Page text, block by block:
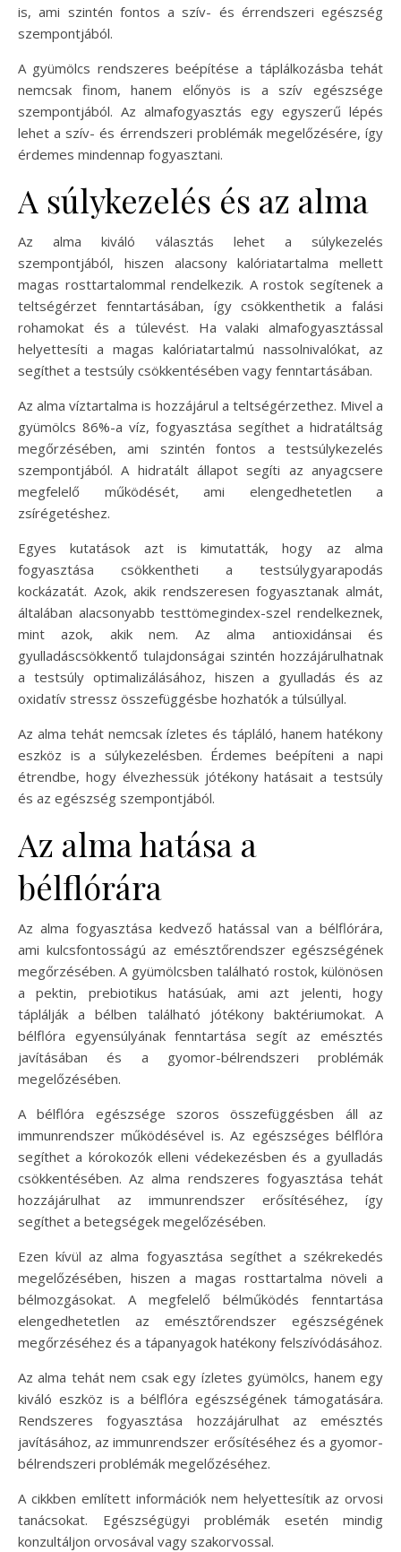
is, ami szintén fontos a szív- és érrendszeri egészség
szempontjából.
A gyümölcs rendszeres beépítése a táplálkozásba tehát
nemcsak finom, hanem előnyös is a szív egészsége
szempontjából. Az almafogyasztás egy egyszerű lépés
lehet a szív- és érrendszeri problémák megelőzésére, így
érdemes mindennap fogyasztani.
A súlykezelés és az alma
Az alma kiváló választás lehet a súlykezelés
szempontjából, hiszen alacsony kalóriatartalma mellett
magas rosttartalommal rendelkezik. A rostok segítenek a
teltségérzet fenntartásában, így csökkenthetik a falási
rohamokat és a túlevést. Ha valaki almafogyasztással
helyettesíti a magas kalóriatartalmú nassolnivalókat, az
segíthet a testsúly csökkentésében vagy fenntartásában.
Az alma víztartalma is hozzájárul a teltségérzethez. Mivel a
gyümölcs 86%-a víz, fogyasztása segíthet a hidratáltság
megőrzésében, ami szintén fontos a testsúlykezelés
szempontjából. A hidratált állapot segíti az anyagcsere
megfelelő működését, ami elengedhetetlen a
zsírégetéshez.
Egyes kutatások azt is kimutatták, hogy az alma
fogyasztása csökkentheti a testsúlygyarapodás
kockázatát. Azok, akik rendszeresen fogyasztanak almát,
általában alacsonyabb testtömegindex-szel rendelkeznek,
mint azok, akik nem. Az alma antioxidánsai és
gyulladáscsökkentő tulajdonságai szintén hozzájárulhatnak
a testsúly optimalizálásához, hiszen a gyulladás és az
oxidatív stressz összefüggésbe hozhatók a túlsúllyal.
Az alma tehát nemcsak ízletes és tápláló, hanem hatékony
eszköz is a súlykezelésben. Érdemes beépíteni a napi
étrendbe, hogy élvezhessük jótékony hatásait a testsúly
és az egészség szempontjából.
Az alma hatása a
bélflórára
Az alma fogyasztása kedvező hatással van a bélflórára,
ami kulcsfontosságú az emésztőrendszer egészségének
megőrzésében. A gyümölcsben található rostok, különösen
a pektin, prebiotikus hatásúak, ami azt jelenti, hogy
táplálják a bélben található jótékony baktériumokat. A
bélflóra egyensúlyának fenntartása segít az emésztés
javításában és a gyomor-bélrendszeri problémák
megelőzésében.
A bélflóra egészsége szoros összefüggésben áll az
immunrendszer működésével is. Az egészséges bélflóra
segíthet a kórokozók elleni védekezésben és a gyulladás
csökkentésében. Az alma rendszeres fogyasztása tehát
hozzájárulhat az immunrendszer erősítéséhez, így
segíthet a betegségek megelőzésében.
Ezen kívül az alma fogyasztása segíthet a székrekedés
megelőzésében, hiszen a magas rosttartalma növeli a
bélmozgásokat. A megfelelő bélműködés fenntartása
elengedhetetlen az emésztőrendszer egészségének
megőrzéséhez és a tápanyagok hatékony felszívódásához.
Az alma tehát nem csak egy ízletes gyümölcs, hanem egy
kiváló eszköz is a bélflóra egészségének támogatására.
Rendszeres fogyasztása hozzájárulhat az emésztés
javításához, az immunrendszer erősítéséhez és a gyomor-
bélrendszeri problémák megelőzéséhez.
A cikkben említett információk nem helyettesítik az orvosi
tanácsokat. Egészségügyi problémák esetén mindig
konzultáljon orvosával vagy szakorvossal.